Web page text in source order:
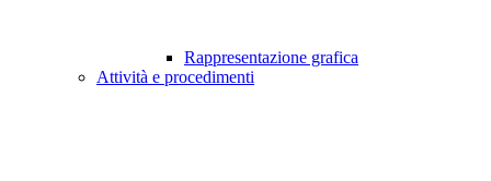
Rappresentazione grafica
Attività e procedimenti